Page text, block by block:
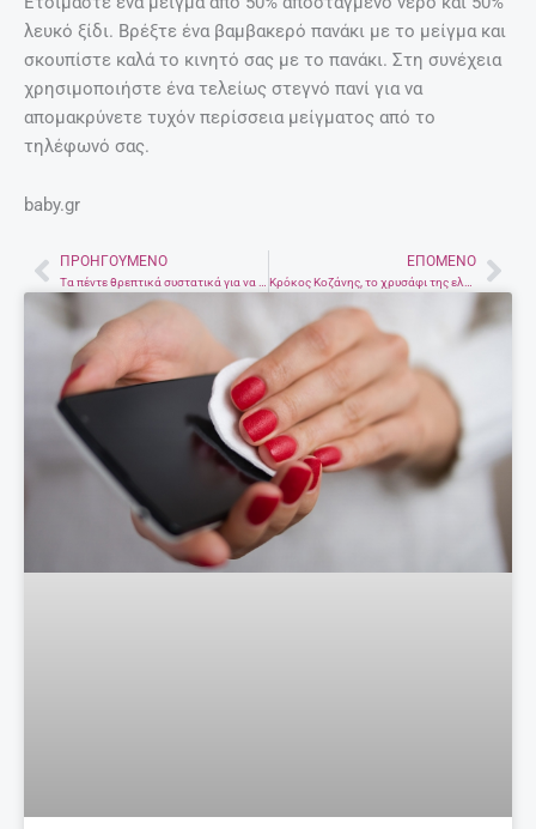
λευκό ξίδι. Βρέξτε ένα βαμβακερό πανάκι με το μείγμα και
σκουπίστε καλά το κινητό σας με το πανάκι. Στη συνέχεια
χρησιμοποιήστε ένα τελείως στεγνό πανί για να
απομακρύνετε τυχόν περίσσεια μείγματος από το
τηλέφωνό σας.
baby.gr
Prev
ΠΡΟΗΓΟΎΜΕΝΟ ΕΠΌΜΕΝΟ